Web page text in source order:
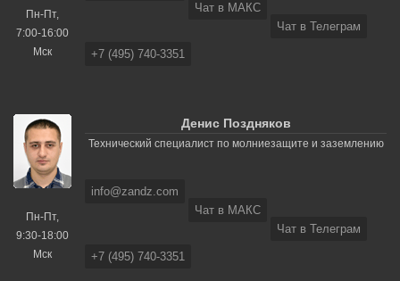
Пн-Пт,
7:00-16:00
Мск
Чат в МАКС
Чат в Телеграм
+7 (495) 740-3351
Пн-Пт,
9:30-18:00
Мск
Денис Поздняков
Технический специалист по молниезащите и заземлению
info@zandz.com
Чат в МАКС
Чат в Телеграм
+7 (495) 740-3351